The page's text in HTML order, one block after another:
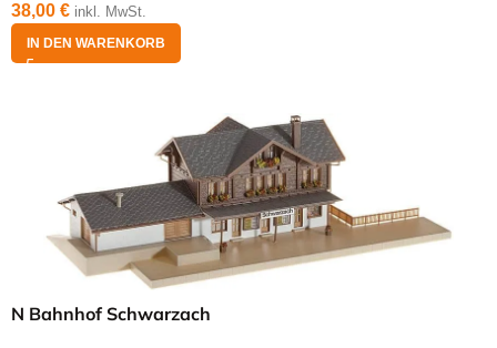
38,00 € inkl. MwSt.
IN DEN WARENKORB
N Bahnhof Schwarzach